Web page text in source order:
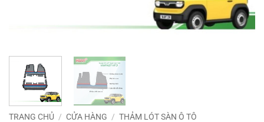
TRANG CHỦ / CỬA HÀNG / THẢM LÓT SÀN Ô TÔ